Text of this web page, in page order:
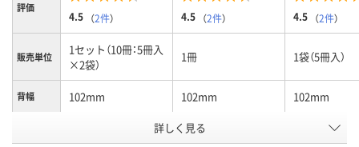
評価
4.5 （2件） 4.5 （2件） 4.5 （2件）
販売単位
1セット（10冊：5冊入
×2袋）
1冊 1袋（5冊入）
背幅 102mm 102mm 102mm
グレー
詳しく見る